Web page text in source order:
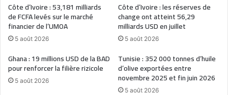
Côte d’Ivoire : 53,181 milliards
de FCFA levés sur le marché
financier de l’UMOA
5 août 2026
Côte d’Ivoire : les réserves de
change ont atteint 56,29
milliards USD en juillet
5 août 2026
Ghana : 19 millions USD de la BAD
pour renforcer la filière rizicole
5 août 2026
Tunisie : 352 000 tonnes d’huile
d’olive exportées entre
novembre 2025 et fin juin 2026
5 août 2026